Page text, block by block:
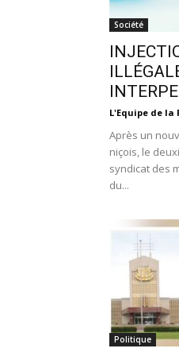
Société
L'Equipe de la
Après un
niçois, le
syndicat des
du...
Politique